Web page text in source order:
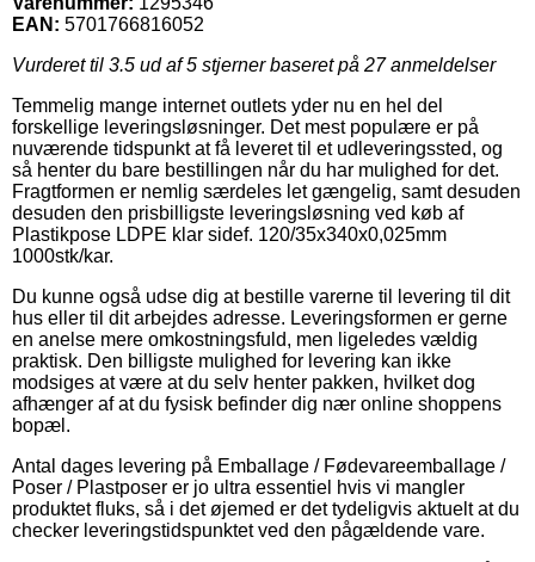
EAN: 5701766816052
Vurderet til 3.5 ud af 5 stjerner baseret på 27anmeldelser
Temmelig mange internet outlets yder nu en hel del
forskellige leveringsløsninger. Det mest populære er på
nuværende tidspunkt at få leveret til et udleveringssted, og
så henter du bare bestillingen når du har mulighed for det.
Fragtformen er nemlig særdeles let gængelig, samt desuden
desuden den prisbilligste leveringsløsning ved køb af
Plastikpose LDPE klar sidef. 120/35x340x0,025mm
1000stk/kar.
Du kunne også udse dig at bestille varerne til levering til dit
hus eller til dit arbejdes adresse. Leveringsformen er gerne
en anelse mere omkostningsfuld, men ligeledes vældig
praktisk. Den billigste mulighed for levering kan ikke
modsiges at være at du selv henter pakken, hvilket dog
afhænger af at du fysisk befinder dig nær online shoppens
bopæl.
Antal dages levering på Emballage / Fødevareemballage /
Poser / Plastposer er jo ultra essentiel hvis vi mangler
produktet fluks, så i det øjemed er det tydeligvis aktuelt at du
checker leveringstidspunktet ved den pågældende vare.